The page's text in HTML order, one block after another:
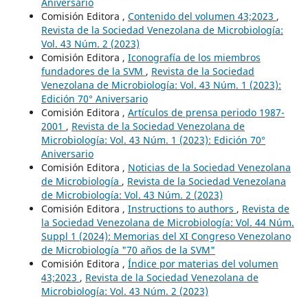
Comisión Editora , Contenido del volumen 43;2023 ,
Revista de la Sociedad Venezolana de Microbiología:
Vol. 43 Núm. 2 (2023)
Comisión Editora , Iconografía de los miembros
fundadores de la SVM , Revista de la Sociedad
Venezolana de Microbiología: Vol. 43 Núm. 1 (2023):
Edición 70° Aniversario
Comisión Editora , Artículos de prensa periodo 1987-
2001 , Revista de la Sociedad Venezolana de
Microbiología: Vol. 43 Núm. 1 (2023): Edición 70°
Aniversario
Comisión Editora , Noticias de la Sociedad Venezolana
de Microbiología , Revista de la Sociedad Venezolana
de Microbiología: Vol. 43 Núm. 2 (2023)
Comisión Editora , Instructions to authors , Revista de
la Sociedad Venezolana de Microbiología: Vol. 44 Núm.
Suppl 1 (2024): Memorias del XI Congreso Venezolano
de Microbiología "70 años de la SVM"
Comisión Editora , Índice por materias del volumen
43;2023 , Revista de la Sociedad Venezolana de
Microbiología: Vol. 43 Núm. 2 (2023)